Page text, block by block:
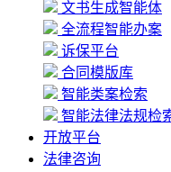
文书生成智能体
全流程智能办案
诉保平台
合同模版库
智能类案检索
智能法律法规检
开放平台
法律咨询